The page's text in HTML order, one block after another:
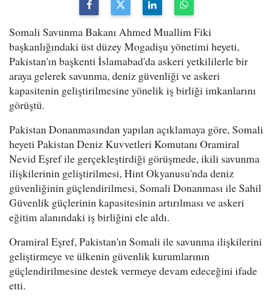
Somali Savunma Bakanı Ahmed Muallim Fiki
başkanlığındaki üst düzey Mogadişu yönetimi heyeti,
Pakistan'ın başkenti İslamabad'da askeri yetkililerle bir
araya gelerek savunma, deniz güvenliği ve askeri
kapasitenin geliştirilmesine yönelik iş birliği imkanlarını
görüştü.
Pakistan Donanmasından yapılan açıklamaya göre, Somali
heyeti Pakistan Deniz Kuvvetleri Komutanı Oramiral
Nevid Eşref ile gerçekleştirdiği görüşmede, ikili savunma
ilişkilerinin geliştirilmesi, Hint Okyanusu'nda deniz
güvenliğinin güçlendirilmesi, Somali Donanması ile Sahil
Güvenlik güçlerinin kapasitesinin artırılması ve askeri
eğitim alanındaki iş birliğini ele aldı.
Oramiral Eşref, Pakistan'ın Somali ile savunma ilişkilerini
geliştirmeye ve ülkenin güvenlik kurumlarının
güçlendirilmesine destek vermeye devam edeceğini ifade
etti.